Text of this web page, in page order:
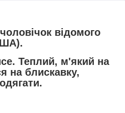
відомого
Теплий, м'який на
на блискавку,